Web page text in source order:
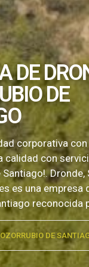
DE
DE
corporativa
calidad con
Dronde,
es una empresa
reconocida
DE